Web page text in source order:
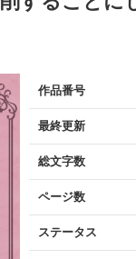
作品番号
最終更新
総文字数
ページ数
ステータス